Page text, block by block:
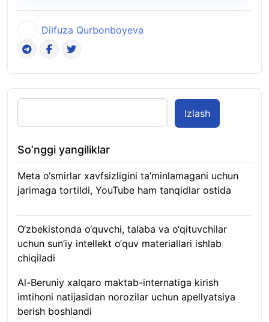
Dilfuza Qurbonboyeva
Izlash
So’nggi yangiliklar
Meta o‘smirlar xavfsizligini ta’minlamagani uchun
jarimaga tortildi, YouTube ham tanqidlar ostida
O‘zbekistonda o‘quvchi, talaba va o‘qituvchilar
uchun sun’iy intellekt o‘quv materiallari ishlab
chiqiladi
Al-Beruniy xalqaro maktab-internatiga kirish
imtihoni natijasidan norozilar uchun apellyatsiya
berish boshlandi